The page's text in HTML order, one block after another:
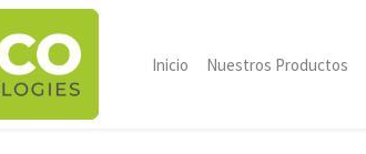
Inicio Nuestros Productos